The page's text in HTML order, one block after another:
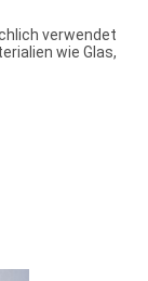
verwendet
wie Glas,